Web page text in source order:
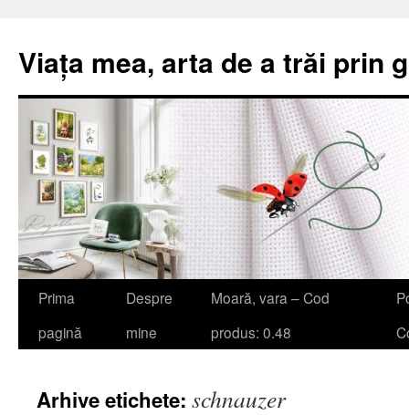
Viața mea, arta de a trăi prin
Sari
Prima
pagină
Despre
mine
Moară, vara – Cod
produs: 0.48
Arhive etichete: schnauzer